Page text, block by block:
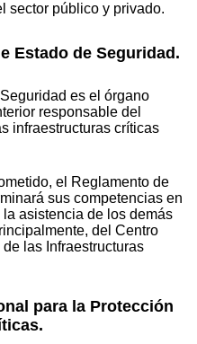
sector público y privado.
Estado de Seguridad.
es el órgano
responsable del
infraestructuras críticas
el Reglamento de
sus competencias en
asistencia de los demás
del Centro
las Infraestructuras
para la Protección